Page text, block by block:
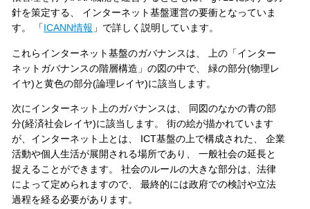
針を策定する、 インターネット基盤運営の要衝となっていま
す。 「ICANN情報 」で詳しく説明しています。
これらインターネット基盤のガバナンスは、 上の「インター
ネットガバナンスの階層構造」の図の中で、 緑の部分(物理レ
イヤ)と黄色の部分(論理レイヤ)に該当します。
次にインターネット上のガバナンスは、 同図のなかの青の部
分(経済社会レイヤ)に該当します。 街の絵が描かれています
が、インターネット上とは、 ICT基盤の上で構成された、 企業
活動や個人生活が展開される場所であり、 一般社会の延長と
捉えることができます。 社会のルールの大きな部分は、法律
によって定められますので、 最終的には政府での検討や立法
過程を経る必要があります。